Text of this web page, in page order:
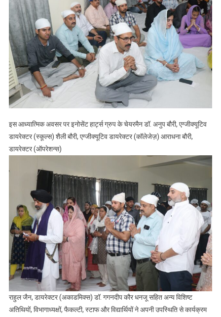
इस आध्यात्मिक अवसर पर इनोसेंट हार्ट्स ग्रुप के चेयरमैन डॉ. अनुप बौरी, एग्जीक्यूटिव
डायरेक्टर (स्कूल्स) शैली बौरी, एग्जीक्यूटिव डायरेक्टर (कॉलेजेज़) आराधना बौरी,
डायरेक्टर (ऑपरेशन्स)
राहुल जैन, डायरेक्टर (अकाडमिक्स) डॉ. गगनदीप कौर धनजू सहित अन्य विशिष्ट
अतिथियों, विभागाध्यक्षों, फैकल्टी, स्टाफ और विद्यार्थियों ने अपनी उपस्थिति से कार्यक्रम